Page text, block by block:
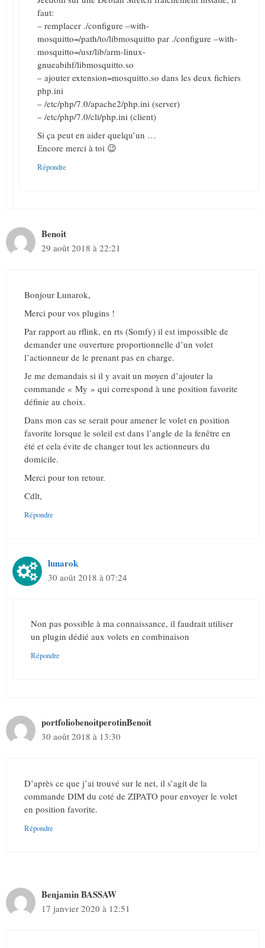
faut:
– remplacer ./configure –with-
mosquitto=/path/to/libmosquitto par ./configure –with-
mosquitto=/usr/lib/arm-linux-
gnueabihf/libmosquitto.so
– ajouter extension=mosquitto.so dans les deux fichiers
php.ini
– /etc/php/7.0/apache2/php.ini (server)
– /etc/php/7.0/cli/php.ini (client)
Si ça peut en aider quelqu’un …
Encore merci à toi 😉
Répondre
Benoit
29 août 2018 à 22:21
Bonjour Lunarok,
Merci pour vos plugins !
Par rapport au rflink, en rts (Somfy) il est impossible de
demander une ouverture proportionnelle d’un volet
l’actionneur de le prenant pas en charge.
Je me demandais si il y avait un moyen d’ajouter la
commande « My » qui correspond à une position favorite
définie au choix.
Dans mon cas se serait pour amener le volet en position
favorite lorsque le soleil est dans l’angle de la fenêtre en
été et cela évite de changer tout les actionneurs du
domicile.
Merci pour ton retour.
Cdlt,
Répondre
lunarok
30 août 2018 à 07:24
Non pas possible à ma connaissance, il faudrait utiliser
un plugin dédié aux volets en combinaison
Répondre
portfoliobenoitperotinBenoit
30 août 2018 à 13:30
D’après ce que j’ai trouvé sur le net, il s’agit de la
commande DIM du coté de ZIPATO pour envoyer le volet
en position favorite.
Répondre
Benjamin BASSAW
17 janvier 2020 à 12:51